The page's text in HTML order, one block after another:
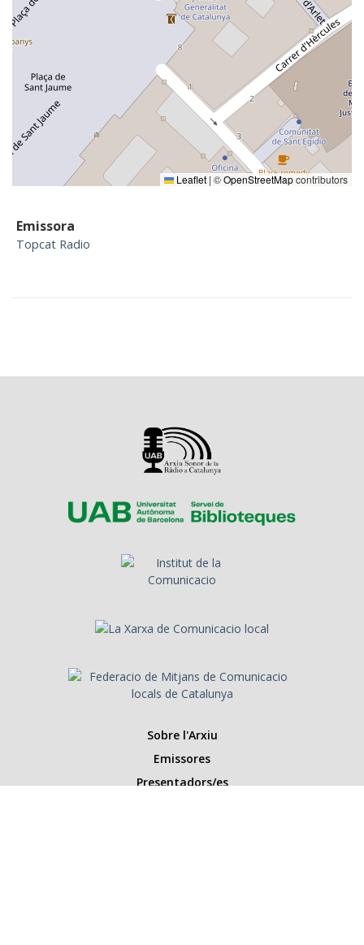
Leaflet|©OpenStreetMapcontributors
Emissora
Topcat Radio
Sobre l'Arxiu
Emissores
Presentadors/es